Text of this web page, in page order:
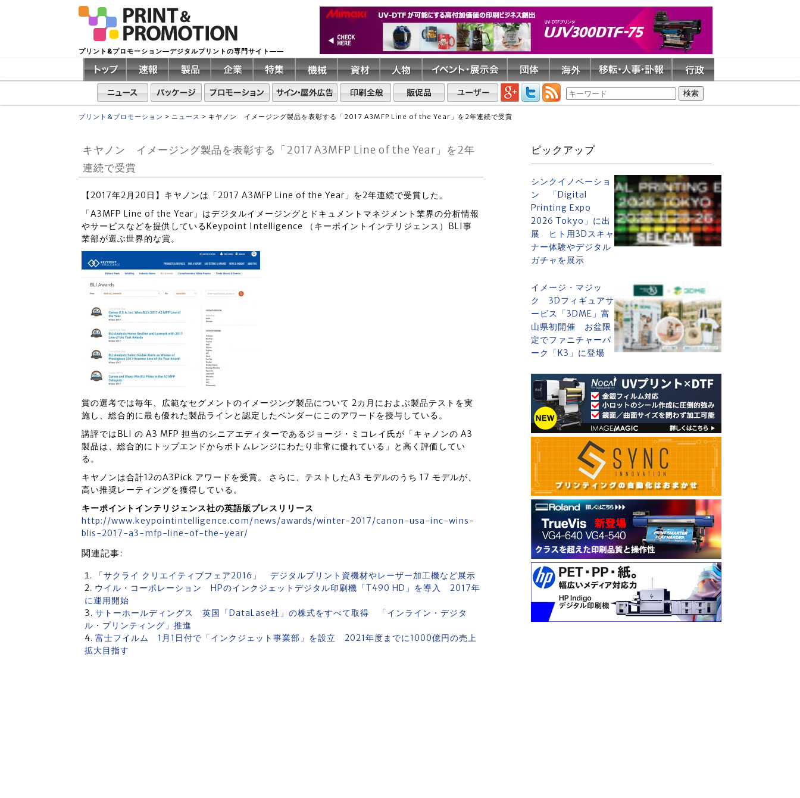
プリント&プロモーション―デジタルプリントの専門サイト――
プリント&プロモーション > ニュース > キヤノン イメージング製品を表彰する「2017 A3MFP Line of the Year」を2年連続で受賞
キヤノン イメージング製品を表彰する「2017 A3MFP Line of the Year」を2年
連続で受賞
【2017年2月20日】キヤノンは「2017 A3MFP Line of the Year」を2年連続で受賞した。
「A3MFP Line of the Year」はデジタルイメージングとドキュメントマネジメント業界の分析情報
やサービスなどを提供しているKeypoint Intelligence （キーポイントインテリジェンス）BLI事
業部が選ぶ世界的な賞。
賞の選考では毎年、広範なセグメントのイメージング製品について 2カ月におよぶ製品テストを実
施し、総合的に最も優れた製品ラインと認定したベンダーにこのアワードを授与している。
講評ではBLI の A3 MFP 担当のシニアエディターであるジョージ・ミコレイ氏が「キャノンの A3
製品は、総合的にトップエンドからボトムレンジにわたり非常に優れている」と高く評価してい
る。
キヤノンは合計12のA3Pick アワードを受賞。 さらに、テストしたA3 モデルのうち 17 モデルが、
高い推奨レーティングを獲得している。
キーポイントインテリジェンス社の英語版プレスリリース
http://www.keypointintelligence.com/news/awards/winter-2017/canon-usa-inc-wins-
blis-2017-a3-mfp-line-of-the-year/
関連記事:
「サクライ クリエイティブフェア2016」 デジタルプリント資機材やレーザー加工機など展示
ウイル・コーポレーション HPのインクジェットデジタル印刷機「T490 HD」を導入 2017年
に運用開始
サトーホールディングス 英国「DataLase社」の株式をすべて取得 「インライン・デジタ
ル・プリンティング」推進
富士フイルム 1月1日付で「インクジェット事業部」を設立 2021年度までに1000億円の売上
拡大目指す
ピックアップ
シンクイノベーショ
ン 「Digital
Printing Expo
2026 Tokyo」に出
展 ヒト用3Dスキャ
ナー体験やデジタル
ガチャを展示
イメージ・マジッ
ク 3Dフィギュアサ
ービス「3DME」富
山県初開催 お盆限
定でファニチャーパ
ーク「K3」に登場